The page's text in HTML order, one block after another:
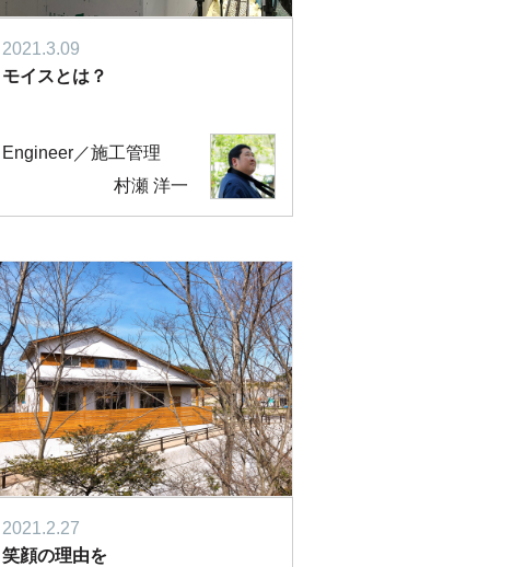
2021.3.09
モイスとは？
Engineer／施工管理
村瀬 洋一
2021.2.27
笑顔の理由を